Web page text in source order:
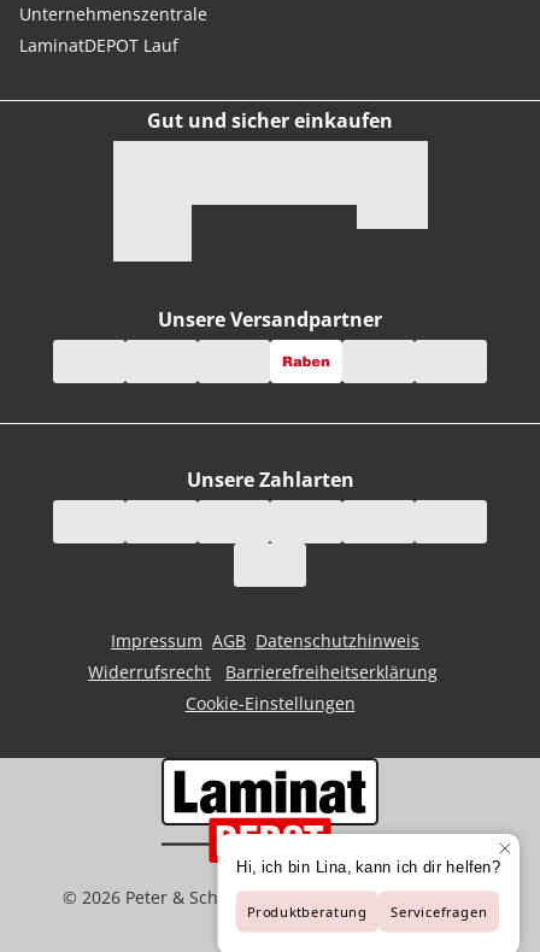
Unternehmenszentrale
LaminatDEPOT Lauf
Gut und sicher einkaufen
Unsere Zahlarten
Unsere Versandpartner
Impressum AGB Datenschutzhinweis
Widerrufsrecht
Barrierefreiheitserklärung
Cookie-Einstellungen
© 2026 Peter & Schaffart GmbH | Der Spezialist für
Bodenbeläge